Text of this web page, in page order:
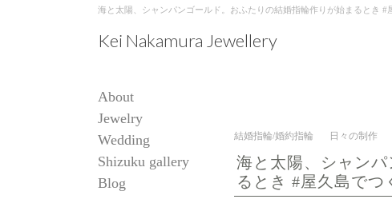
海と太陽、シャンパンゴールド。おふたりの結婚指輪作りが始まるとき
Kei Nakamura Jewellery
About
Jewelry
Wedding
Shizuku gallery
Blog
結婚指輪/婚約指輪 日々の制作
海と太陽、シャン
るとき #屋久島でつ